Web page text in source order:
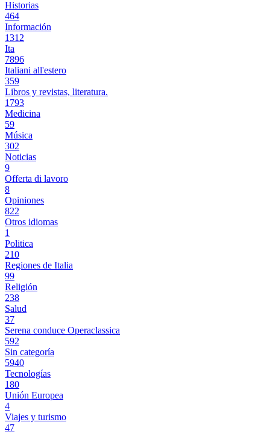
Historias
464
Información
1312
Ita
7896
Italiani all'estero
359
Libros y revistas, literatura.
1793
Medicina
59
Música
302
Noticias
9
Offerta di lavoro
8
Opiniones
822
Otros idiomas
1
Politica
210
Regiones de Italia
99
Religión
238
Salud
37
Serena conduce Operaclassica
592
Sin categoría
5940
Tecnologías
180
Unión Europea
4
Viajes y turismo
47